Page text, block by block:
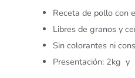
Receta de pollo con
Libres de granos y
Sin colorantes ni
Presentación: 2kg y